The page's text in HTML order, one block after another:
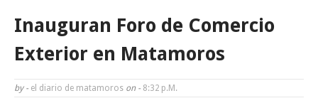
La ONU publica Segundo Informe Subnacional de Tamaulipas
Funcionarios, periodistas y empresarios
Inauguran Foro de Comercio
Exterior en Matamoros
by - el diario de matamoros on - 8:32 P.m.